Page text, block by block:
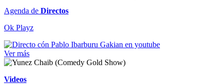
Agenda de Directos
Ok Playz
Ver más
Videos